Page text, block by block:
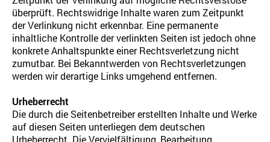
überprüft. Rechtswidrige Inhalte waren zum Zeitpunkt
der Verlinkung nicht erkennbar. Eine permanente
inhaltliche Kontrolle der verlinkten Seiten ist jedoch ohne
konkrete Anhaltspunkte einer Rechtsverletzung nicht
zumutbar. Bei Bekanntwerden von Rechtsverletzungen
werden wir derartige Links umgehend entfernen.
Urheberrecht
Die durch die Seitenbetreiber erstellten Inhalte und Werke
auf diesen Seiten unterliegen dem deutschen
Urheberrecht. Die Vervielfältigung, Bearbeitung,